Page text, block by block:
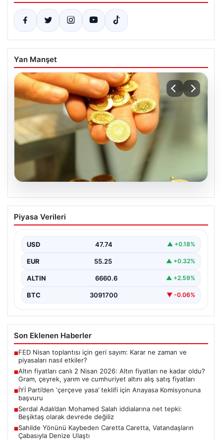
Yan Manşet
Altın fiyatları canlı 2 Nisan 2026: Altın
fiyatları ne kadar oldu? Gram, çeyrek,
fiyatları
Piyasa Verileri
USD 47.74 ▲ +0.18%
EUR 55.25 ▲ +0.32%
ALTIN 6660.6 ▲ +2.59%
BTC 3091700 ▼ -0.06%
Son Eklenen Haberler
■FED Nisan toplantısı için geri sayım: Karar ne zaman ve
piyasaları nasıl etkiler?
■Altın fiyatları canlı 2 Nisan 2026: Altın fiyatları ne kadar oldu?
Gram, çeyrek, yarım ve cumhuriyet altını alış satış fiyatları
■İYİ Parti’den ‘çerçeve yasa’ teklifi için Anayasa Komisyonuna
başvuru
■Serdal Adalı’dan Mohamed Salah iddialarına net tepki:
Beşiktaş olarak devrede değiliz
■Sahilde Yönünü Kaybeden Caretta Caretta, Vatandaşların
Çabasıyla Denize Ulaştı